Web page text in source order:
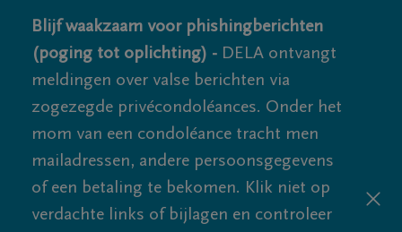
Blijf waakzaam voor phishingberichten
(poging tot oplichting) - DELA ontvangt
meldingen over valse berichten via
zogezegde privécondoléances. Onder het
mom van een condoléance tracht men
mailadressen, andere persoonsgegevens
of een betaling te bekomen. Klik niet op
verdachte links of bijlagen en controleer